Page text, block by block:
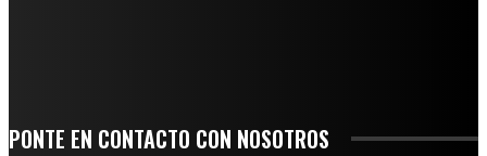
PONTE EN CONTACTO CON NOSOTROS